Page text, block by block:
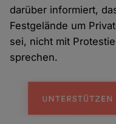
darüber informiert,
Festgelände um
sei, nicht mit
sprechen.